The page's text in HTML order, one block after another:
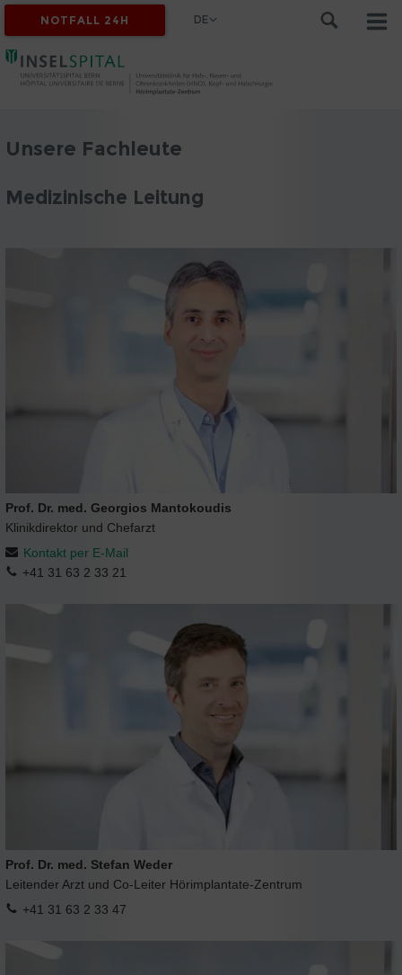
NOTFALL 24H DE
Unsere Fachleute
Medizinische Leitung
Prof. Dr. med. Georgios Mantokoudis
Klinikdirektor und Chefarzt
Kontakt per E-Mail
+41 31 63 2 33 21
Prof. Dr. med. Stefan Weder
Leitender Arzt und Co-Leiter Hörimplantate-Zentrum
+41 31 63 2 33 47